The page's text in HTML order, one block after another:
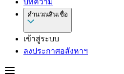
บทความ
คำนวณสินเชื่อ
เข้าสู่ระบบ
ลงประกาศอสังหาฯ